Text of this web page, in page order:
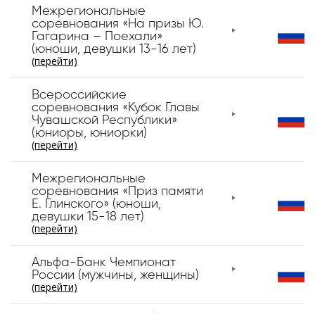
Межрегиональные
соревнования «На призы Ю.
Гагарина – Поехали»
(юноши, девушки 13-16 лет)
(перейти)
Всероссийские
соревнования «Кубок Главы
Чувашской Республики»
(юниоры, юниорки)
(перейти)
Межрегиональные
соревнования «Приз памяти
Е. Глинского» (юноши,
девушки 15-18 лет)
(перейти)
Альфа-Банк Чемпионат
России (мужчины, женщины)
(перейти)